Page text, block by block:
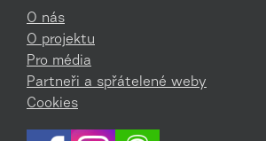
O nás
O projektu
Pro média
Partneři a spřátelené weby
Cookies